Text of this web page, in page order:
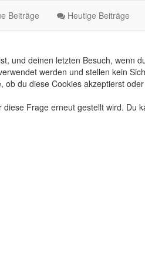
Beiträge Heutige Beiträge
deinen letzten Besuch, wenn
werden und stellen kein
du diese Cookies akzeptierst
Frage erneut gestellt wird.